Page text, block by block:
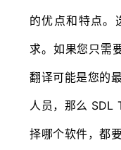
的优点和特点。
求。如果您只需
翻译可能是您的
人员，那么 SDL
择哪个软件，都